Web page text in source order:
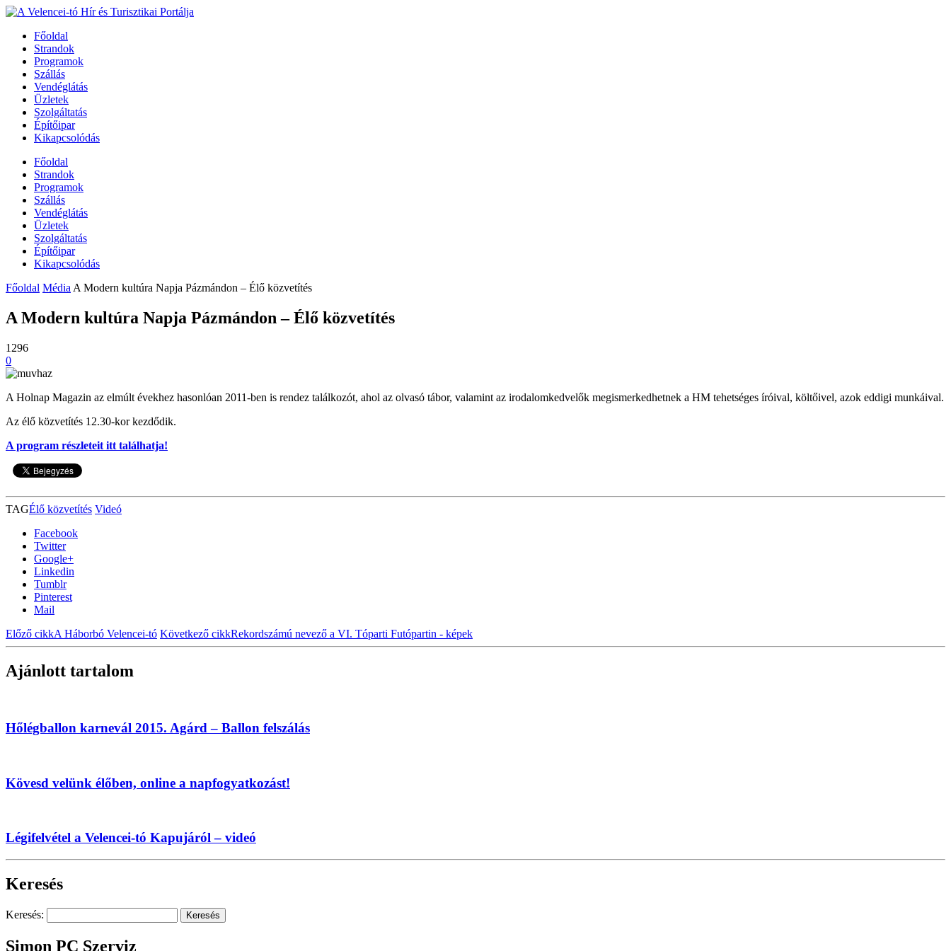
Főoldal
Strandok
Programok
Szállás
Vendéglátás
Üzletek
Szolgáltatás
Építőipar
Kikapcsolódás
Főoldal
Strandok
Programok
Szállás
Vendéglátás
Üzletek
Szolgáltatás
Építőipar
Kikapcsolódás
Főoldal Média A Modern kultúra Napja Pázmándon – Élő közvetítés
A Modern kultúra Napja Pázmándon – Élő közvetítés
1296
0
A Holnap Magazin az elmúlt évekhez hasonlóan 2011-ben is rendez találkozót, ahol az olvasó tábor, valamint az irodalomkedvelők megismerkedhetnek a HM tehetséges íróival, költőivel, azok eddigi munkáival.
Az élő közvetítés 12.30-kor kezdődik.
A program részleteit itt találhatja!
TAGÉlő közvetítés Videó
Facebook
Twitter
Google+
Linkedin
Tumblr
Pinterest
Mail
Előző cikkA Háborbó Velencei-tó Következő cikkRekordszámú nevező a VI. Tóparti Futópartin - képek
Ajánlott tartalom
Hőlégballon karnevál 2015. Agárd – Ballon felszálás
Kövesd velünk élőben, online a napfogyatkozást!
Légifelvétel a Velencei-tó Kapujáról – videó
Keresés
Keresés:
Simon PC Szerviz